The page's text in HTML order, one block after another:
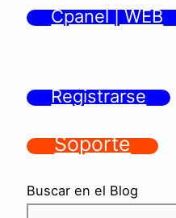
Cpanel | WEB
Registrarse
Soporte
Buscar en el Blog